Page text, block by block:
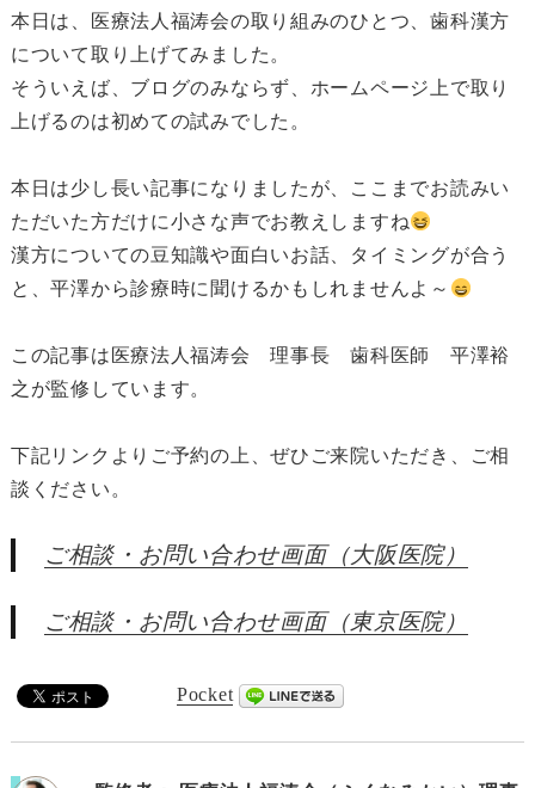
本日は、医療法人福涛会の取り組みのひとつ、歯科漢方
について取り上げてみました。
そういえば、ブログのみならず、ホームページ上で取り
上げるのは初めての試みでした。
本日は少し長い記事になりましたが、ここまでお読みい
ただいた方だけに小さな声でお教えしますね
漢方についての豆知識や面白いお話、タイミングが合う
と、平澤から診療時に聞けるかもしれませんよ～
この記事は医療法人福涛会 理事長 歯科医師 平澤裕
之が監修しています。
下記リンクよりご予約の上、ぜひご来院いただき、ご相
談ください。
ご相談・お問い合わせ画面（大阪医院）
ご相談・お問い合わせ画面（東京医院）
Pocket